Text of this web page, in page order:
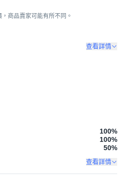
商品賣家可能有所不同。
查看詳情
100%
100%
50%
查看詳情